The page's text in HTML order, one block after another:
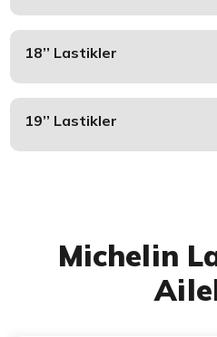
18’’ Lastikler
19’’ Lastikler
Michelin